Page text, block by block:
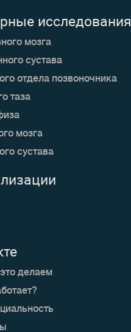
делаем
исследования
мозга
сустава
отдела позвоночника
таза
мозга
сустава